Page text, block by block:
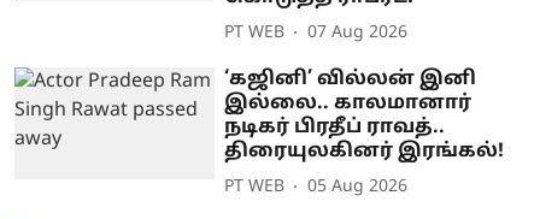
PT WEB 07 Aug 2026
‘கஜினி’ வில்லன் இனி
இல்லை.. காலமானார்
நடிகர் பிரதீப் ராவத்..
திரையுலகினர் இரங்கல்!
PT WEB 05 Aug 2026